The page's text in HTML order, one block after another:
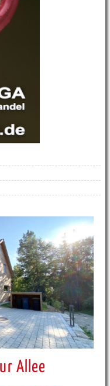
Allee